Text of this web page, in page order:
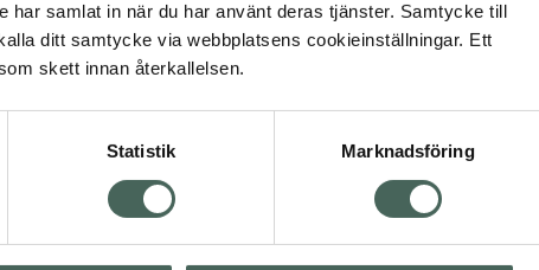
har samlat in när du har använt deras tjänster. Samtycke till
ditt samtycke via webbplatsens cookieinställningar. Ett
skett innan återkallelsen.
Statistik Marknadsföring
Aktuella erbjudanden
Om recept och läkemedel
Jobba